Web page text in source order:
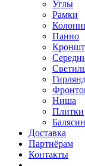
Углы
Рамки
Панно
Ниша
Плитки
Доставка
Партнёрам
Контакты